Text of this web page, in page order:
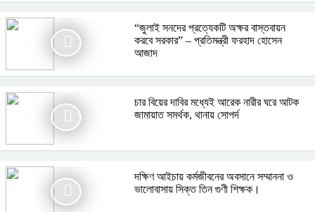
“জুলাই সনদের প্রত্যেকটি অক্ষর বাস্তবায়ন
করবে সরকার” – প্রতিমন্ত্রী ফরহাদ হোসেন
আজাদ
চার বিয়ের দাবির মধ্যেই আরেক নারীর ঘরে আটক
জামায়াত সমর্থক, থানায় সোপর্দ
দক্ষিণ আইচায় কর্মজীবনের অবসানে সম্মাননা ও
ভালোবাসায় সিক্ত তিন গুণী শিক্ষক।